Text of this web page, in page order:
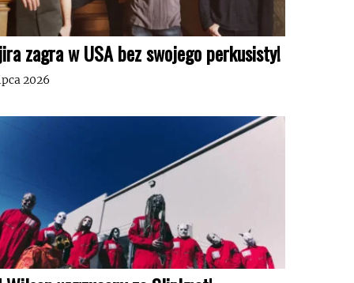
zagra w USA bez swojego perkusisty!
2026